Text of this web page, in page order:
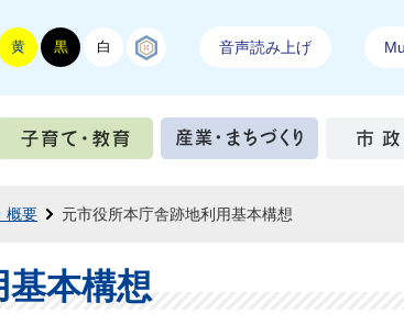
黄 黒 白 音声読み上げ
健康・医療・福祉 子育て・教育 産業・
概要 元市役所本庁舎跡地利用基本構想
基本構想